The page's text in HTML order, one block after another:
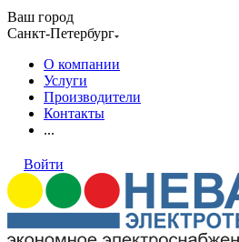
Ваш город
Санкт-Петербург
О компании
Услуги
Производители
Контакты
...
Войти